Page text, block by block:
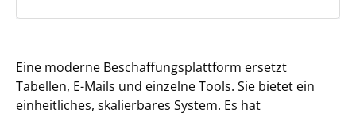
Eine moderne Beschaffungsplattform ersetzt
Tabellen, E-Mails und einzelne Tools. Sie bietet ein
einheitliches, skalierbares System. Es hat